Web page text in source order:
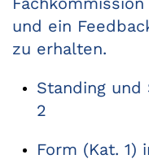
und ein
zu erhalten.
Standing und
2
Form (Kat. 1)